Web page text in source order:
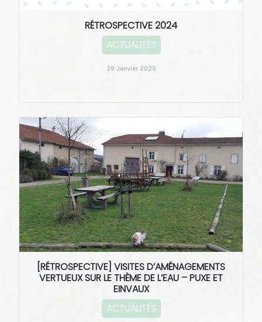
RÉTROSPECTIVE 2024
ACTUALITÉS
29 Janvier 2025
[RÉTROSPECTIVE] VISITES D’AMÉNAGEMENTS
VERTUEUX SUR LE THÈME DE L’EAU – PUXE ET
EINVAUX
ACTUALITÉS